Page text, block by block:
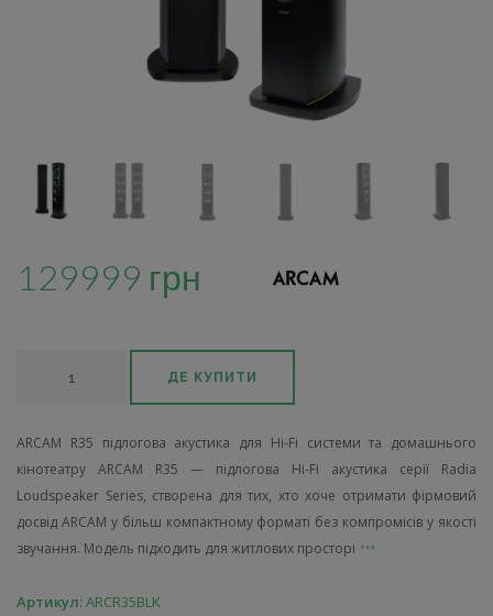
129999 грн
ДЕ КУПИТИ
ARCAM R35 підлогова акустика для Hi-Fi системи та домашнього
кінотеатру ARCAM R35 — підлогова Hi-Fi акустика серії Radia
Loudspeaker Series, створена для тих, хто хоче отримати фірмовий
досвід ARCAM у більш компактному форматі без компромісів у якості
звучання. Модель підходить для житлових просторі
Артикул:ARCR35BLK